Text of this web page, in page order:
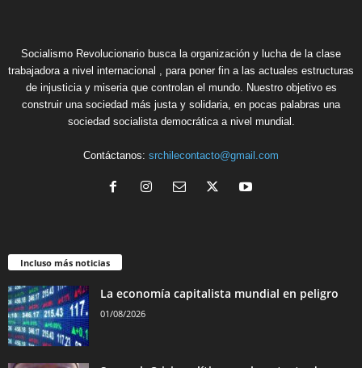
Socialismo Revolucionario busca la organización y lucha de la clase
trabajadora a nivel internacional , para poner fin a las actuales estructuras
de injusticia y miseria que controlan el mundo. Nuestro objetivo es
construir una sociedad más justa y solidaria, en pocas palabras una
sociedad socialista democrática a nivel mundial.
Contáctanos: srchilecontacto@gmail.com
Incluso más noticias
La economía capitalista mundial en peligro
01/08/2026